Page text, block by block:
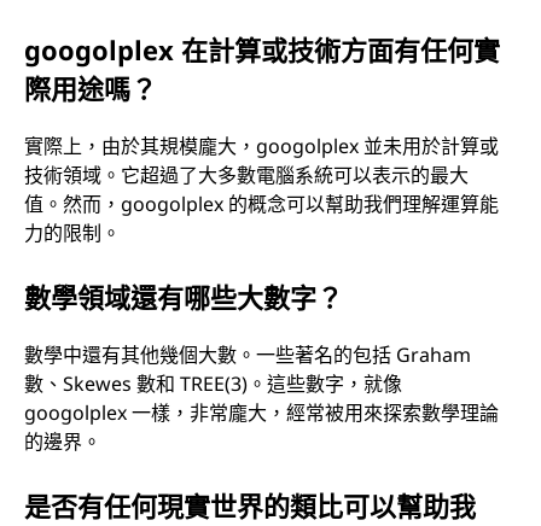
googolplex 在計算或技術方面有任何實
際用途嗎？
實際上，由於其規模龐大，googolplex 並未用於計算或
技術領域。它超過了大多數電腦系統可以表示的最大
值。然而，googolplex 的概念可以幫助我們理解運算能
力的限制。
數學領域還有哪些大數字？
數學中還有其他幾個大數。一些著名的包括 Graham
數、Skewes 數和 TREE(3)。這些數字，就像
googolplex 一樣，非常龐大，經常被用來探索數學理論
的邊界。
是否有任何現實世界的類比可以幫助我